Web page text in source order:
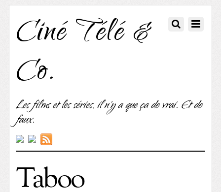
Ciné Télé &
Co.
Les films et les séries, il n'y a que ça de vrai. Et de
faux.
Taboo